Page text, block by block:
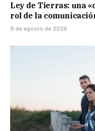
Ley de Tierras: una
rol de la
9 de agosto de 2026